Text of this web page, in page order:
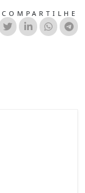
COMPARTILHE